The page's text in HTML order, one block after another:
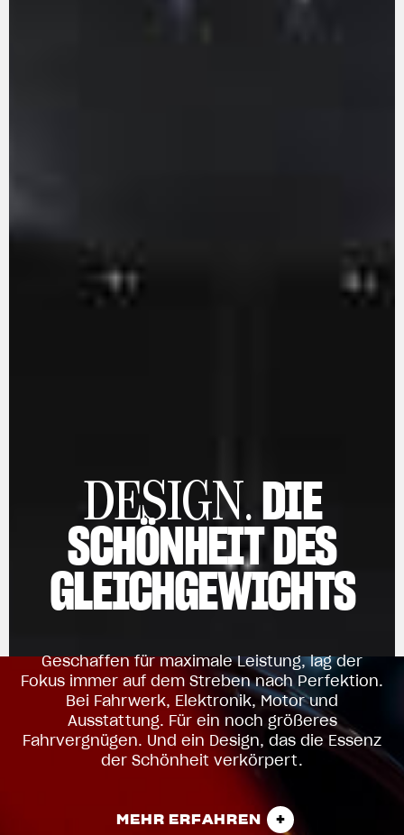
DESIGN. DIE
SCHÖNHEIT DES
GLEICHGEWICHTS
Geschaffen für maximale Leistung, lag der
Fokus immer auf dem Streben nach Perfektion.
Bei Fahrwerk, Elektronik, Motor und
Ausstattung. Für ein noch größeres
Fahrvergnügen. Und ein Design, das die Essenz
der Schönheit verkörpert.
MEHR ERFAHREN